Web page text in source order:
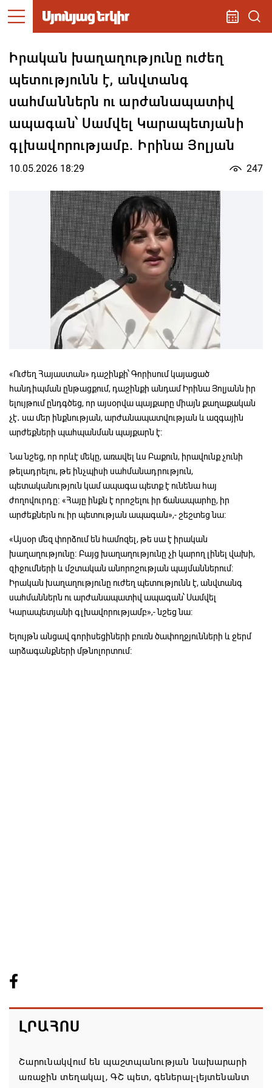
Իրական խաղաղությունը ուժեղ
պետությունն է, անվտանգ
սահմաններն ու արժանապատիվ
ապագան՝ Սամվել Կարապետյանի
գլխավորությամբ. Իրինա Յոլյան
10.05.2026 18:29 247
«Ուժեղ Հայաստան» դաշինքի՝ Գորիսում կայացած
հանդիպման ընթացքում, դաշինքի անդամ Իրինա Յոլյանն իր
ելույթում ընդգծեց, որ այսօրվա պայքարը միայն քաղաքական
չէ․ սա մեր ինքնության, արժանապատվության և ազգային
արժեքների պահպանման պայքարն է։
Նա նշեց, որ որևէ մեկը, առավել ևս Բաքուն, իրավունք չունի
թելադրելու, թե ինչպիսի սահմանադրություն,
պետականություն կամ ապագա պետք է ունենա հայ
ժողովուրդը։ «Հայը ինքն է որոշելու իր ճանապարհը, իր
արժեքներն ու իր պետության ապագան»,- շեշտեց նա։
«Այսօր մեզ փորձում են համոզել, թե սա է իրական
խաղաղությունը։ Բայց խաղաղությունը չի կարող լինել վախի,
զիջումների և մշտական անորոշության պայմաններում։
Իրական խաղաղությունը ուժեղ պետությունն է, անվտանգ
սահմաններն ու արժանապատիվ ապագան՝ Սամվել
Կարապետյանի գլխավորությամբ»,- նշեց նա։
Ելույթն անցավ գորիսեցիների բուռն ծափողջյունների և ջերմ
արձագանքների մթնոլորտում։
ԼՐԱՀՈՍ
Շարունակվում են պաշտպանության նախարարի
առաջին տեղակալ, ԳՇ պետ, գեներալ-լեյտենանտ